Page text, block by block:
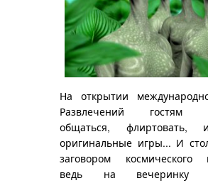
На открытии
Развлечений гостям
общаться, флиртовать,
оригинальные игры... И
заговором космического
ведь на вечеринку